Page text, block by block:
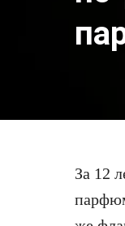
За 12